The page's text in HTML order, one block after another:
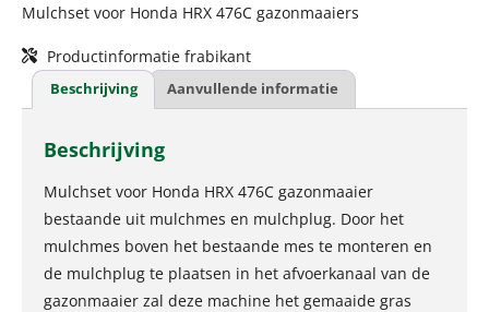
Mulchset voor Honda HRX 476C gazonmaaiers
Productinformatie frabikant
Beschrijving Aanvullende informatie
Beschrijving
Mulchset voor Honda HRX 476C gazonmaaier
bestaande uit mulchmes en mulchplug. Door het
mulchmes boven het bestaande mes te monteren en
de mulchplug te plaatsen in het afvoerkanaal van de
gazonmaaier zal deze machine het gemaaide gras